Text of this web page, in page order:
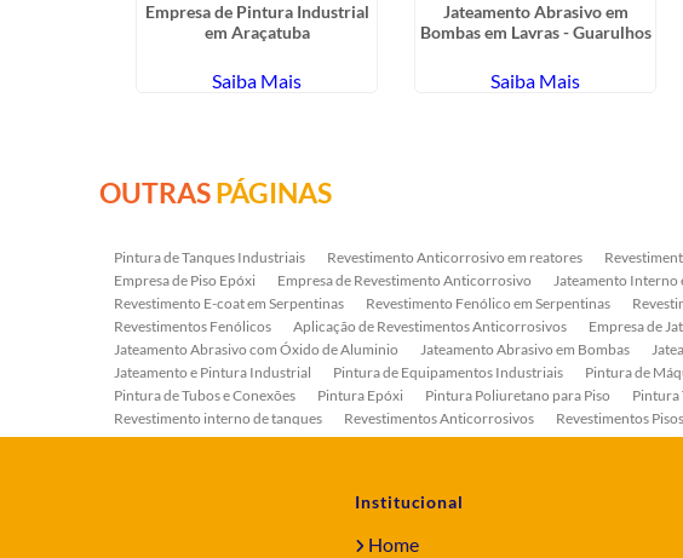
Empresa de Pintura Industrial
em Araçatuba
Saiba Mais
Jateamento Abrasivo em
Bombas em Lavras - Guarulhos
Saiba Mais
OUTRASPÁGINAS
Pintura de Tanques Industriais Revestimento Anticorrosivo em reatores
Empresa de Piso Epóxi
Empresa de Revestimento Anticorrosivo Jateamento Interno
Revestimento E-coat em Serpentinas
Revestimento Fenólico em Serpentinas
Revestimentos Fenólicos
Aplicação de Revestimentos Anticorrosivos Empresa de
Jateamento Abrasivo com Óxido de Aluminio
Jateamento Abrasivo em Bombas
Jateamento e Pintura Industrial
Pintura de Equipamentos Industriais Pintura de
Pintura de Tubos e Conexões
Pintura Epóxi Pintura Poliuretano para Piso Pintura
Revestimento interno de tanques
Revestimentos Anticorrosivos Revestimentos
Serviço de Jateamento e Pintura
Serviço de Jateamento em Bombas Serviço de
Institucional
Home